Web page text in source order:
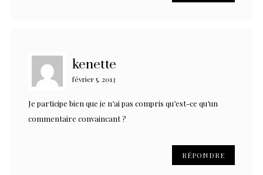
kenette
février 5, 2013
Je participe bien que je n’ai pas compris qu’est-ce qu’un
commentaire convaincant ?
RÉPONDRE